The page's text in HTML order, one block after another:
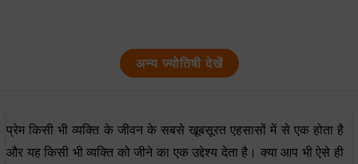
अन्य ज्योतिषी देखें
प्रेम किसी भी व्यक्ति के जीवन के सबसे खूबसूरत एहसासों में से एक होता है
और यह किसी भी व्यक्ति को जीने का एक उद्देश्य देता है। क्या आप भी ऐसे ही